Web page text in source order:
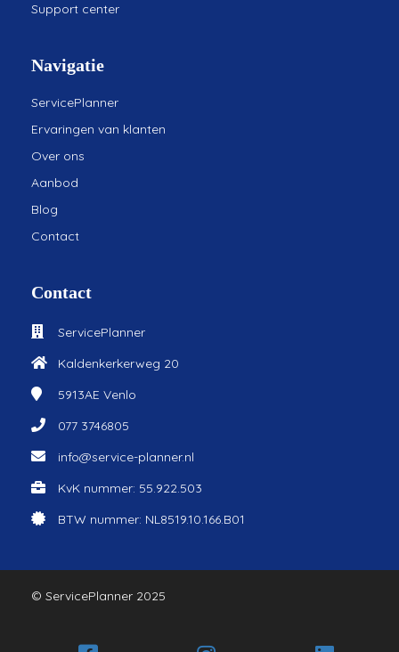
Support center
Navigatie
ServicePlanner
Ervaringen van klanten
Over ons
Aanbod
Blog
Contact
Contact
ServicePlanner
Kaldenkerkerweg 20
5913AE Venlo
077 3746805
info@service-planner.nl
KvK nummer: 55.922.503
BTW nummer: NL8519.10.166.B01
© ServicePlanner 2025